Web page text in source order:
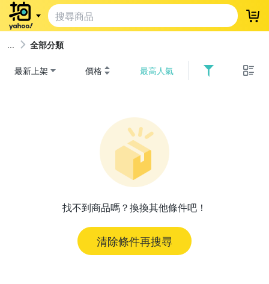
登
全部分類
最新上架 價格 最高人氣
找不到商品嗎？換換其他條件吧！
清除條件再搜尋